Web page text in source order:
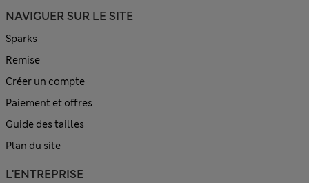
NAVIGUER SUR LE SITE
Sparks
Remise
Créer un compte
Paiement et offres
Guide des tailles
Plan du site
L'ENTREPRISE